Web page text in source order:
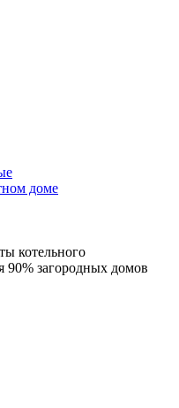
доме
котельного
90% загородных домов